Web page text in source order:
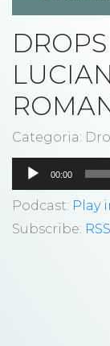
Categoria:
Tocador
áudio
00:00
Podcast: Play
Subscribe: RSS